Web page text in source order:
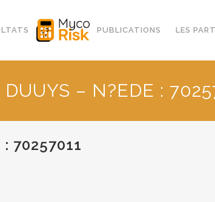
PUBLICATIONS LES
– N?EDE :
: 70257011